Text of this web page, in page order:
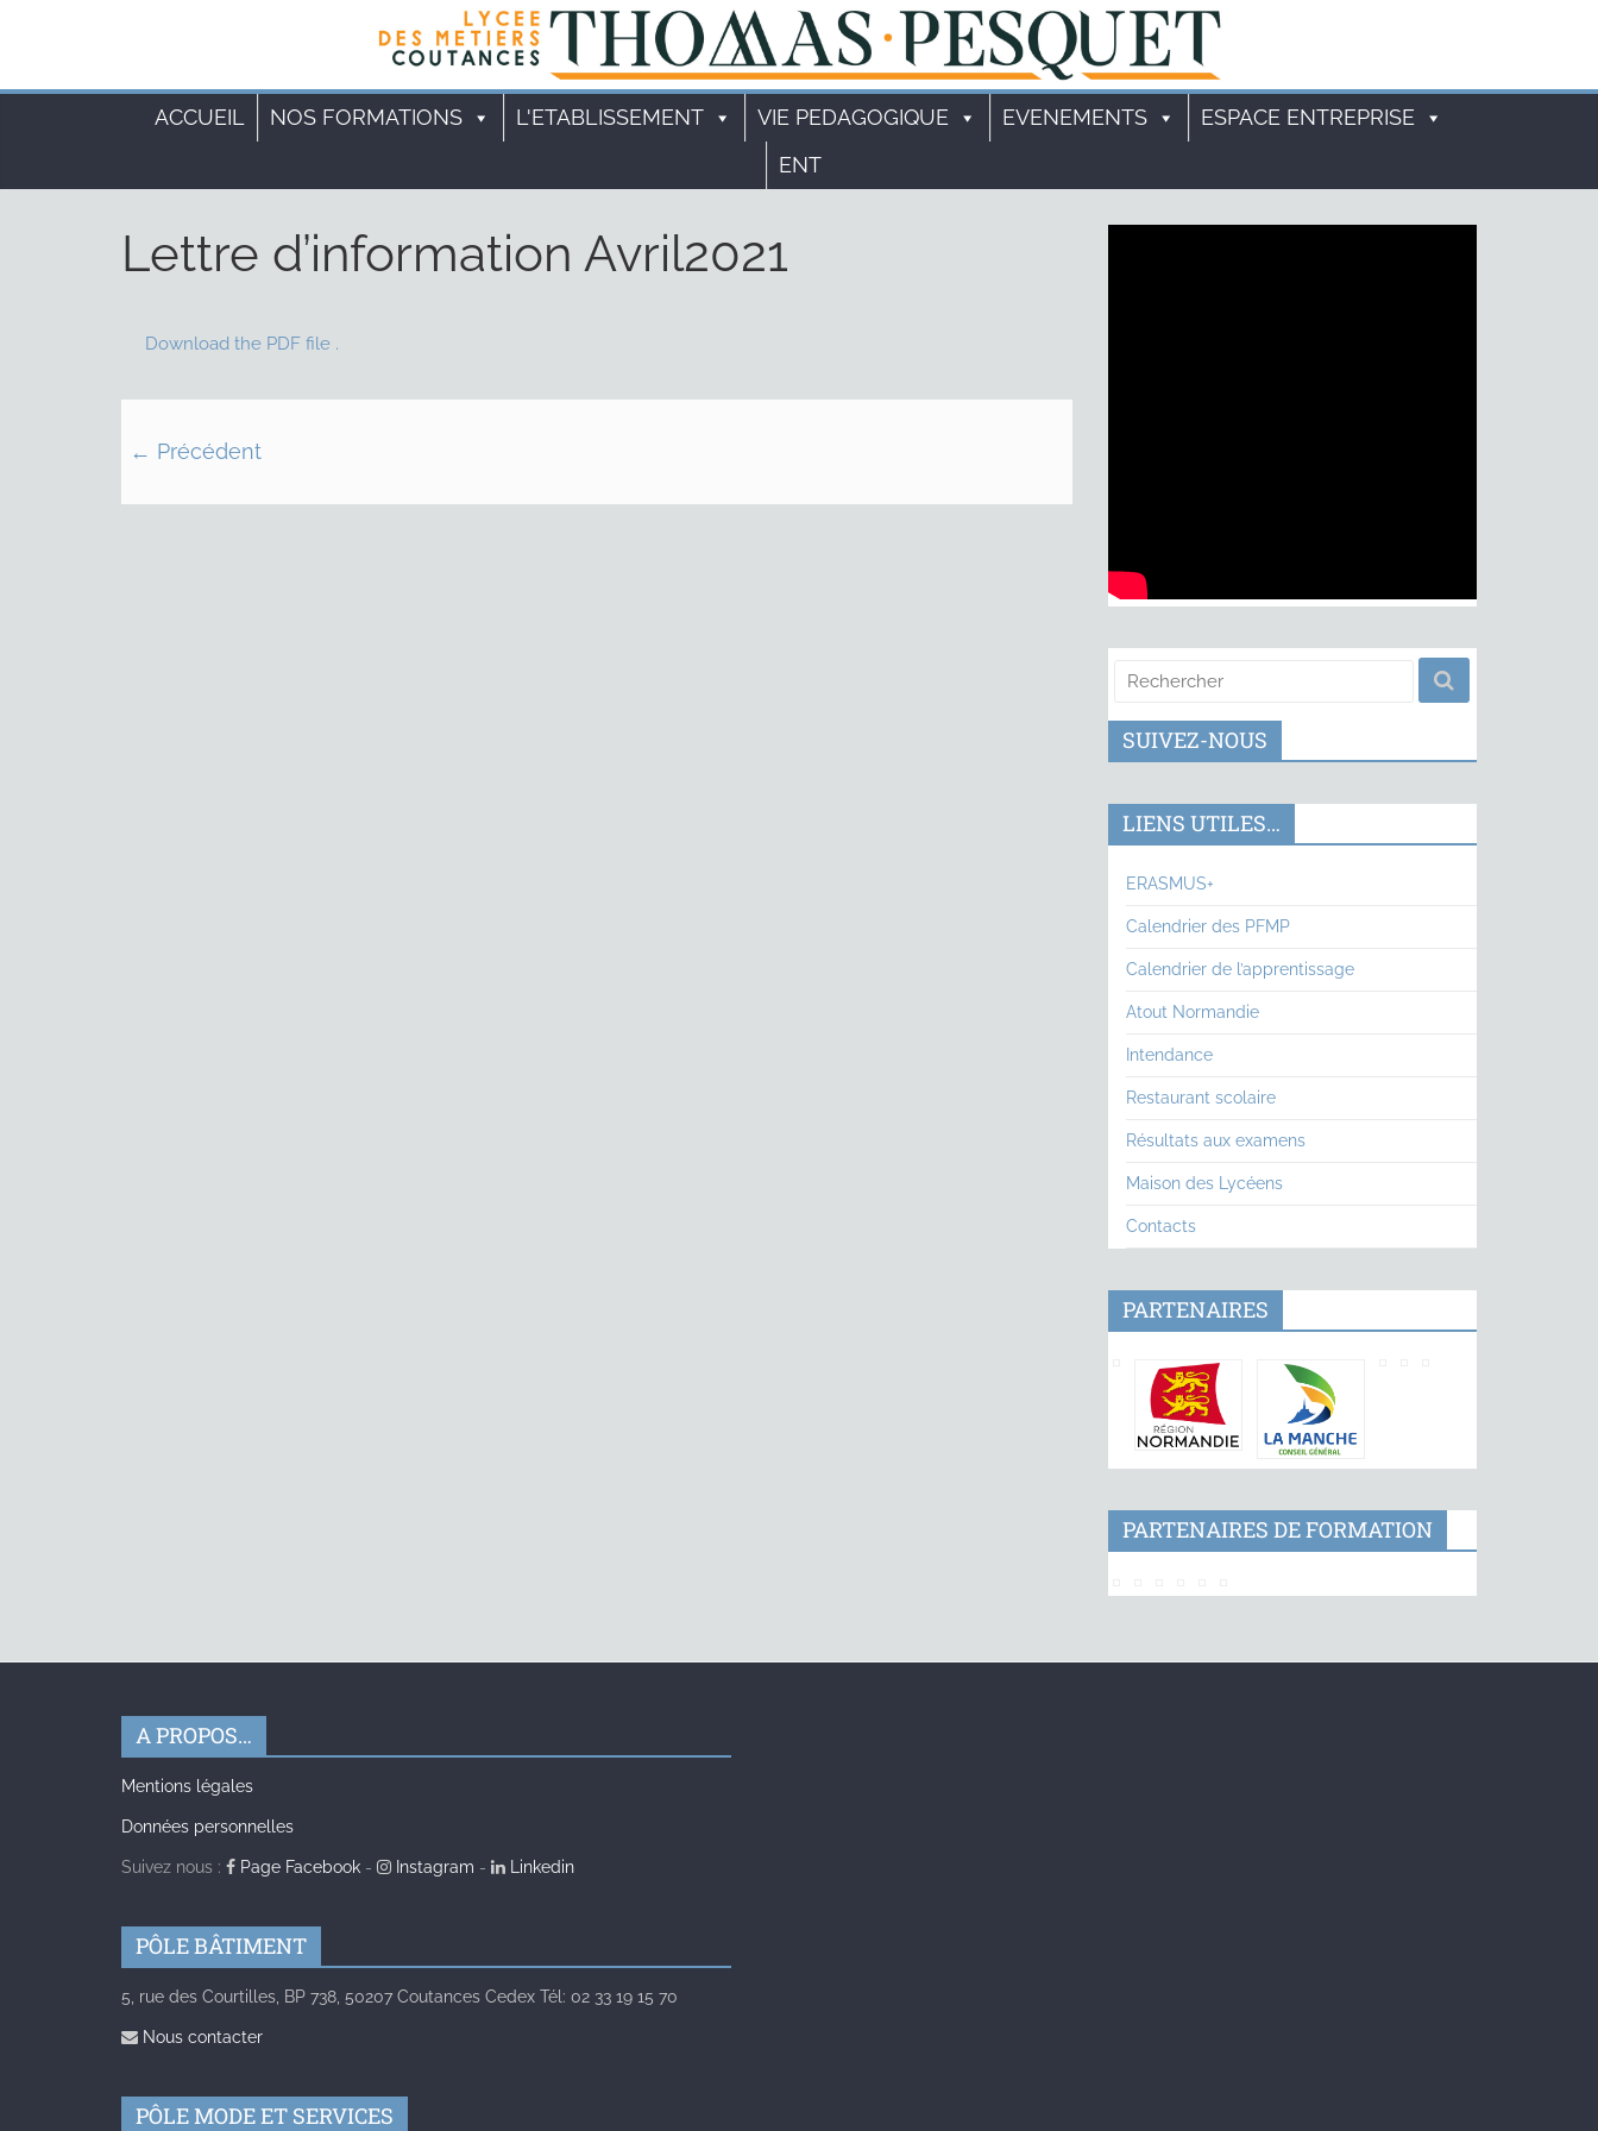
ACCUEIL NOS FORMATIONS L'ETABLISSEMENT VIE PEDAGOGIQUE EVENEMENTS
ESPACE ENTREPRISE
ENT
Lettre d’information Avril2021
Download the PDF file .
← Précédent
SUIVEZ-NOUS
LIENS UTILES…
ERASMUS+
Calendrier des PFMP
Calendrier de l’apprentissage
Atout Normandie
Intendance
Restaurant scolaire
Résultats aux examens
Maison des Lycéens
Contacts
PARTENAIRES
PARTENAIRES DE FORMATION
A PROPOS…
Mentions légales
Données personnelles
Suivez nous : Page Facebook - Instagram - Linkedin
PÔLE BÂTIMENT
5, rue des Courtilles, BP 738, 50207 Coutances Cedex Tél: 02 33 19 15 70
Nous contacter
PÔLE MODE ET SERVICES